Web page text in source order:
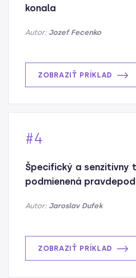
konala
Autor: Jozef Fecenko
ZOBRAZIŤ PRÍKLAD
#4
Špecifický a senzitívny
podmienená
Autor: Jaroslav Dufek
ZOBRAZIŤ PRÍKLAD